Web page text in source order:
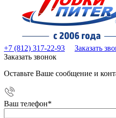
+7 (812) 317-22-93
Заказать
Заказать звонок
Оставьте Ваше сообщение и
Ваш телефон*